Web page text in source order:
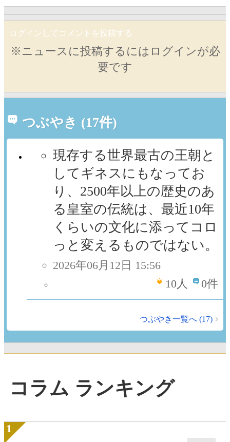
ログインしてコメントを投稿する
※ニュースに投稿するにはログインが必
要です
つぶやき (17件)
現存する世界最古の王朝と
してギネスにもなってお
り、2500年以上の歴史のあ
る皇室の伝統は、最近10年
くらいの文化に添ってコロ
っと変えるものではない。
2026年06月12日 15:56
10 人 0件
つぶやき一覧へ (17)
コラム ランキング